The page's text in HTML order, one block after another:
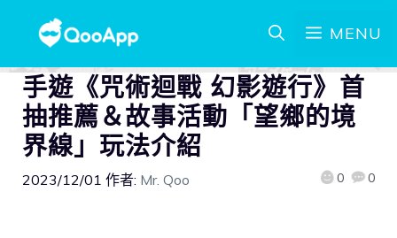
MENU
手遊《咒術迴戰 幻影遊行》首
抽推薦＆故事活動「望鄉的境
界線」玩法介紹
2023/12/01 作者: Mr. Qoo 0 0